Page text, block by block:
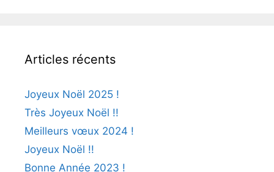
Articles récents
Joyeux Noël 2025 !
Très Joyeux Noël !!
Meilleurs vœux 2024 !
Joyeux Noël !!
Bonne Année 2023 !